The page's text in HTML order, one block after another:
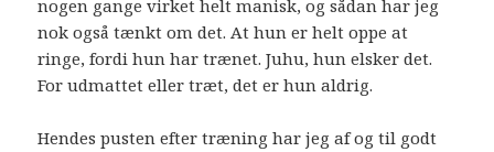
nogen gange virket helt manisk, og sådan har jeg
nok også tænkt om det. At hun er helt oppe at
ringe, fordi hun har trænet. Juhu, hun elsker det.
For udmattet eller træt, det er hun aldrig.
Hendes pusten efter træning har jeg af og til godt